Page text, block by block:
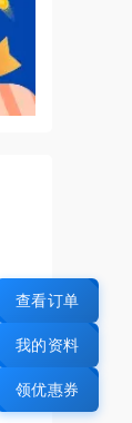
查看订单
我的资料
领优惠券